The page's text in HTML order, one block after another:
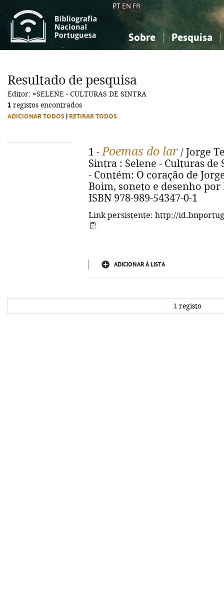
PT EN FR
Sobre Pesquisa
Ciências sociais...
Ciências sociais...
Resultado de pesquisa
Editor: =SELENE - CULTURAS DE SINTRA
1 registos encontrados
ADICIONAR TODOS RETIRAR TODOS
1 -Poemas do lar / Jorge
Sintra : Selene - Culturas de
- Contém: O coração de
Boim, soneto e desenho
ISBN 978-989-54347-0-1
Link persistente: http://
ADICIONAR À LISTA
1 registo